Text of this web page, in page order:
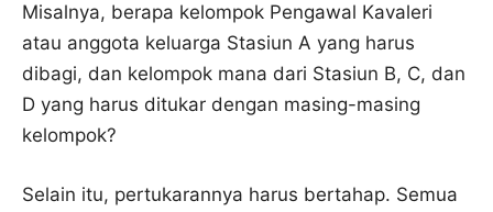
Misalnya, berapa kelompok Pengawal Kavaleri
atau anggota keluarga Stasiun A yang harus
dibagi, dan kelompok mana dari Stasiun B, C, dan
D yang harus ditukar dengan masing-masing
kelompok?
Selain itu, pertukarannya harus bertahap. Semua